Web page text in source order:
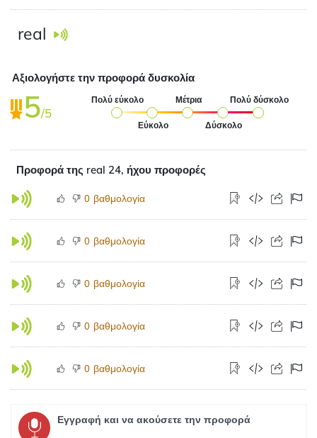
real
Αξιολογήστε την προφορά δυσκολία
5/5
Πολύ εύκολο
Εύκολο
Μέτρια
Δύσκολο
Πολύ δύσκολο
Προφορά της real 24, ήχου προφορές
0 βαθμολογία
0 βαθμολογία
0 βαθμολογία
0 βαθμολογία
0 βαθμολογία
Εγγραφή και να ακούσετε την προφορά